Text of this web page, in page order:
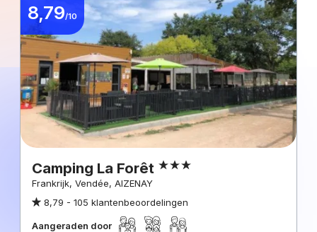
8,79/10
Camping La Forêt
Frankrijk, Vendée, AIZENAY
8,79 - 105 klantenbeoordelingen
Aangeraden door